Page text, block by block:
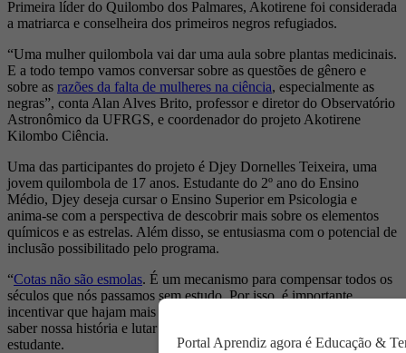
Primeira líder do Quilombo dos Palmares, Akotirene foi considerada
a matriarca e conselheira dos primeiros negros refugiados.
“Uma mulher quilombola vai dar uma aula sobre plantas medicinais.
E a todo tempo vamos conversar sobre as questões de gênero e
sobre as razões da falta de mulheres na ciência, especialmente as
negras”, conta Alan Alves Brito, professor e diretor do Observatório
Astronômico da UFRGS, e coordenador do projeto Akotirene
Kilombo Ciência.
Uma das participantes do projeto é Djey Dornelles Teixeira, uma
jovem quilombola de 17 anos. Estudante do 2º ano do Ensino
Médio, Djey deseja cursar o Ensino Superior em Psicologia e
anima-se com a perspectiva de descobrir mais sobre os elementos
químicos e as estrelas. Além disso, se entusiasma com o potencial de
inclusão possibilitado pelo programa.
“Cotas não são esmolas. É um mecanismo para compensar todos os
séculos que nós passamos sem estudo. Por isso, é importante
incentivar que hajam mais mulheres na ciência, e mulheres negras,
saber nossa história e lutar por ela. Nós vamos longe”, diz a
estudante.
Portal Aprendiz agora é Educação &